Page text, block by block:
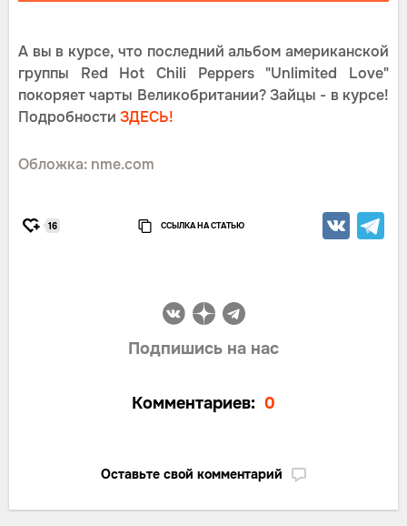
А вы в курсе, что последний альбом американской
группы Red Hot Chili Peppers "Unlimited Love"
покоряет чарты Великобритании? Зайцы - в курсе!
Подробности ЗДЕСЬ!
Обложка: nme.com
16 ССЫЛКА НА СТАТЬЮ
Подпишись на нас
Комментариев: 0
Оставьте свой комментарий